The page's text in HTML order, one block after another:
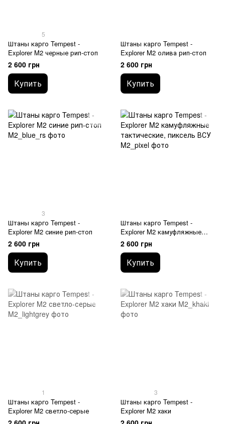
5
Штаны карго Tempest -
Explorer M2 черные рип-стоп
2 600 грн
Купить
Штаны карго Tempest -
Explorer M2 олива рип-стоп
2 600 грн
Купить
3
Штаны карго Tempest -
Explorer M2 синие рип-стоп
2 600 грн
Купить
Штаны карго Tempest -
Explorer M2 камуфляжные
тактические, пиксель ВСУ
2 600 грн
Купить
1
Штаны карго Tempest -
Explorer M2 светло-серые
3
Штаны карго Tempest -
Explorer M2 хаки